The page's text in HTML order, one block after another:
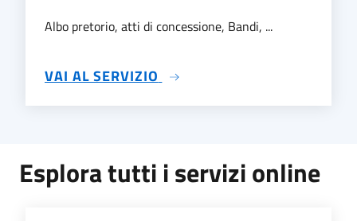
Albo pretorio, atti di concessione, Bandi, ...
VAI AL SERVIZIO SU TRASPARENZA
Esplora tutti i servizi online